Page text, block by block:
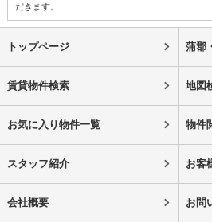
だきます。
トップページ 蒲郡
賃貸物件検索 地図
お気に入り物件一覧 物件
スタッフ紹介 お客
会社概要 お問